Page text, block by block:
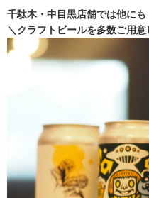
千駄木・中目黒店舗では他にも
＼クラフトビールを多数ご用